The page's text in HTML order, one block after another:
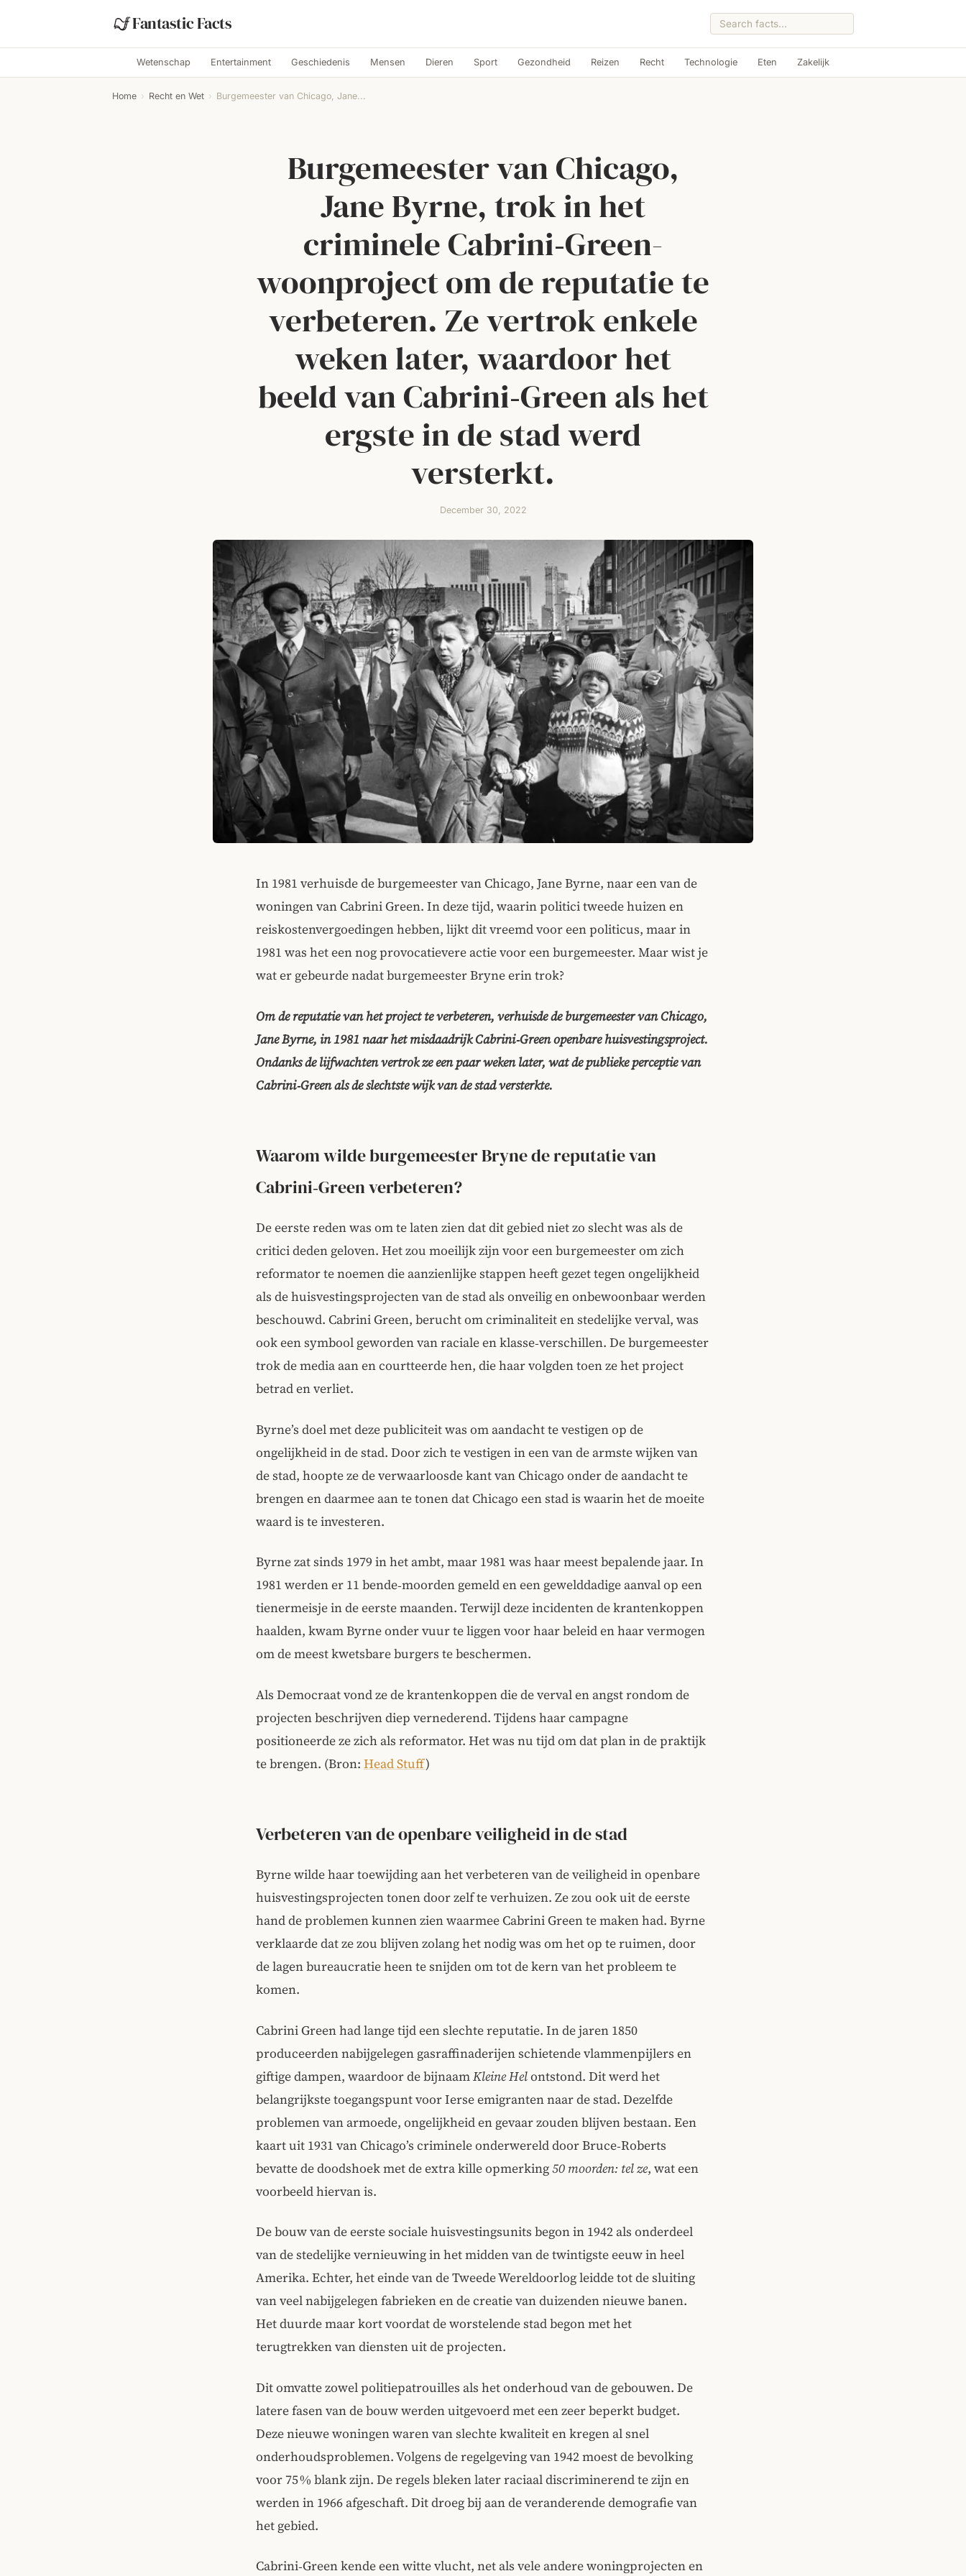
Fantastic Facts
Wetenschap Entertainment Geschiedenis Mensen Dieren Sport Gezondheid Reizen Recht Technologie Eten Zakelijk
Home › Recht en Wet › Burgemeester van Chicago, Jane...
Burgemeester van Chicago,
Jane Byrne, trok in het
criminele Cabrini‑Green-
woonproject om de reputatie te
verbeteren. Ze vertrok enkele
weken later, waardoor het
beeld van Cabrini‑Green als het
ergste in de stad werd
versterkt.
December 30, 2022
In 1981 verhuisde de burgemeester van Chicago, Jane Byrne, naar een van de
woningen van Cabrini Green. In deze tijd, waarin politici tweede huizen en
reiskostenvergoedingen hebben, lijkt dit vreemd voor een politicus, maar in
1981 was het een nog provocatievere actie voor een burgemeester. Maar wist je
wat er gebeurde nadat burgemeester Bryne erin trok?
Om de reputatie van het project te verbeteren, verhuisde de burgemeester van Chicago,
Jane Byrne, in 1981 naar het misdaadrijk Cabrini‑Green openbare huisvestingsproject.
Ondanks de lijfwachten vertrok ze een paar weken later, wat de publieke perceptie van
Cabrini‑Green als de slechtste wijk van de stad versterkte.
Waarom wilde burgemeester Bryne de reputatie van
Cabrini‑Green verbeteren?
De eerste reden was om te laten zien dat dit gebied niet zo slecht was als de
critici deden geloven. Het zou moeilijk zijn voor een burgemeester om zich
reformator te noemen die aanzienlijke stappen heeft gezet tegen ongelijkheid
als de huisvestingsprojecten van de stad als onveilig en onbewoonbaar werden
beschouwd. Cabrini Green, berucht om criminaliteit en stedelijke verval, was
ook een symbool geworden van raciale en klasse‑verschillen. De burgemeester
trok de media aan en courtteerde hen, die haar volgden toen ze het project
betrad en verliet.
Byrne’s doel met deze publiciteit was om aandacht te vestigen op de
ongelijkheid in de stad. Door zich te vestigen in een van de armste wijken van
de stad, hoopte ze de verwaarloosde kant van Chicago onder de aandacht te
brengen en daarmee aan te tonen dat Chicago een stad is waarin het de moeite
waard is te investeren.
Byrne zat sinds 1979 in het ambt, maar 1981 was haar meest bepalende jaar. In
1981 werden er 11 bende‑moorden gemeld en een gewelddadige aanval op een
tienermeisje in de eerste maanden. Terwijl deze incidenten de krantenkoppen
haalden, kwam Byrne onder vuur te liggen voor haar beleid en haar vermogen
om de meest kwetsbare burgers te beschermen.
Als Democraat vond ze de krantenkoppen die de verval en angst rondom de
projecten beschrijven diep vernederend. Tijdens haar campagne
positioneerde ze zich als reformator. Het was nu tijd om dat plan in de praktijk
te brengen. (Bron: Head Stuff)
Verbeteren van de openbare veiligheid in de stad
Byrne wilde haar toewijding aan het verbeteren van de veiligheid in openbare
huisvestingsprojecten tonen door zelf te verhuizen. Ze zou ook uit de eerste
hand de problemen kunnen zien waarmee Cabrini Green te maken had. Byrne
verklaarde dat ze zou blijven zolang het nodig was om het op te ruimen, door
de lagen bureaucratie heen te snijden om tot de kern van het probleem te
komen.
Cabrini Green had lange tijd een slechte reputatie. In de jaren 1850
produceerden nabijgelegen gasraffinaderijen schietende vlammenpijlers en
giftige dampen, waardoor de bijnaamKleine Helontstond. Dit werd het
belangrijkste toegangspunt voor Ierse emigranten naar de stad. Dezelfde
problemen van armoede, ongelijkheid en gevaar zouden blijven bestaan. Een
kaart uit 1931 van Chicago’s criminele onderwereld door Bruce‑Roberts
bevatte de doodshoek met de extra kille opmerking50 moorden: tel ze, wat een
voorbeeld hiervan is.
De bouw van de eerste sociale huisvestingsunits begon in 1942 als onderdeel
van de stedelijke vernieuwing in het midden van de twintigste eeuw in heel
Amerika. Echter, het einde van de Tweede Wereldoorlog leidde tot de sluiting
van veel nabijgelegen fabrieken en de creatie van duizenden nieuwe banen.
Het duurde maar kort voordat de worstelende stad begon met het
terugtrekken van diensten uit de projecten.
Dit omvatte zowel politiepatrouilles als het onderhoud van de gebouwen. De
latere fasen van de bouw werden uitgevoerd met een zeer beperkt budget.
Deze nieuwe woningen waren van slechte kwaliteit en kregen al snel
onderhoudsproblemen. Volgens de regelgeving van 1942 moest de bevolking
voor 75 % blank zijn. De regels bleken later raciaal discriminerend te zijn en
werden in 1966 afgeschaft. Dit droeg bij aan de veranderende demografie van
het gebied.
Cabrini‑Green kende een witte vlucht, net als vele andere woningprojecten en